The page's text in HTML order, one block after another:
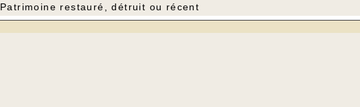
Patrimoine restauré, détruit ou récent